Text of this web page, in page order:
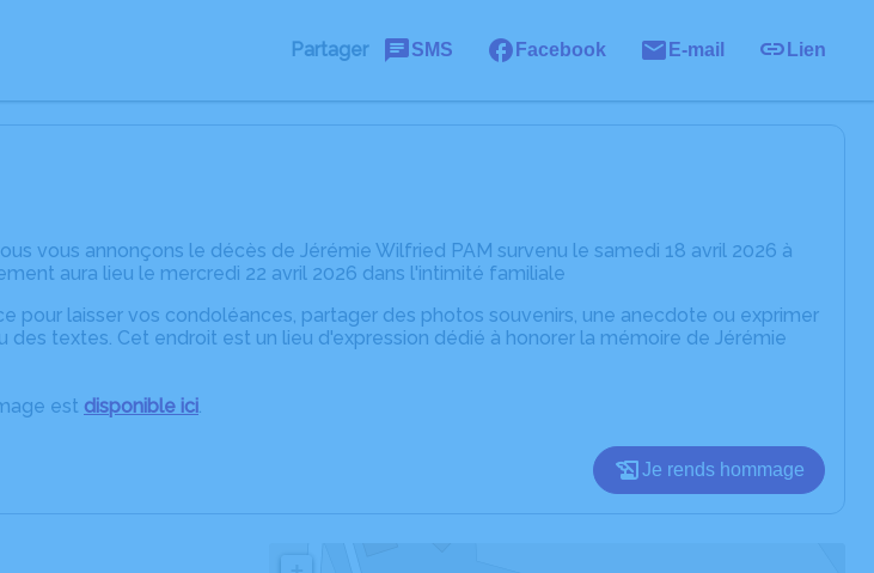
Partager SMS Facebook E-mail Lien
vous annonçons le décès de Jérémie Wilfried PAM survenu le samedi 18 avril 2026 à
aura lieu le mercredi 22 avril 2026 dans l'intimité familiale
pour laisser vos condoléances, partager des photos souvenirs, une anecdote ou exprimer
textes. Cet endroit est un lieu d'expression dédié à honorer la mémoire de Jérémie
est disponible ici.
Je rends hommage